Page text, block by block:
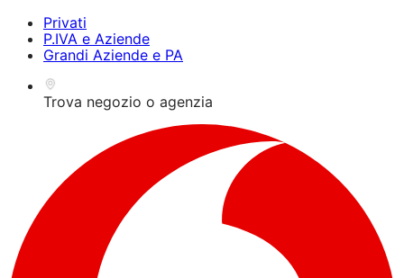
modalità lettore dello
schermo, Alt+0 per
annullare
lettori dello schermo,
feedback e segnalazione
dei problemi | Nuova
Privati
P.IVA e Aziende
Grandi Aziende e PA
Trova negozio o agenzia